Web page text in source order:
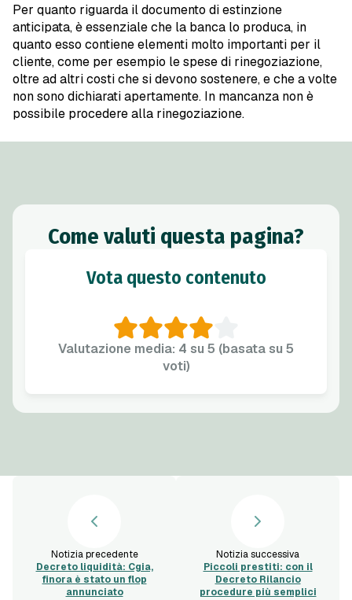
Per quanto riguarda il documento di estinzione
anticipata, è essenziale che la banca lo produca, in
quanto esso contiene elementi molto importanti per il
cliente, come per esempio le spese di rinegoziazione,
oltre ad altri costi che si devono sostenere, e che a volte
non sono dichiarati apertamente. In mancanza non è
possibile procedere alla rinegoziazione.
Come valuti questa pagina?
Vota questo contenuto
Valutazione media: 4 su 5 (basata su 5
voti)
Notizia precedente
Decreto liquidità: Cgia,
finora è stato un flop
annunciato
Notizia successiva
Piccoli prestiti: con il
Decreto Rilancio
procedure più semplici